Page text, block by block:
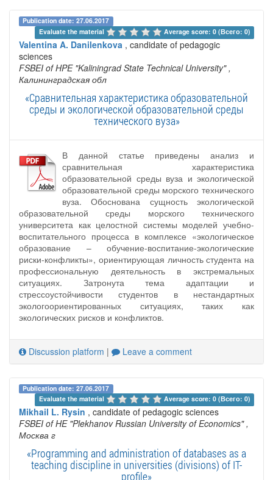
Publication date: 27.06.2017
Evaluate the material
Average score: 0 (Всего: 0)
Valentina A. Danilenkova , candidate of pedagogic
sciences
FSBEI of HPE "Kaliningrad State Technical University" ,
Калининградская обл
«Сравнительная характеристика образовательной
среды и экологической образовательной среды
технического вуза»
В данной статье приведены анализ и
сравнительная характеристика
образовательной среды вуза и экологической
образовательной среды морского технического
вуза. Обоснована сущность экологической
образовательной среды морского технического
университета как целостной системы моделей учебно-
воспитательного процесса в комплексе «экологическое
образование – обучение-воспитание-экологические
риски-конфликты», ориентирующая личность студента на
профессиональную деятельность в экстремальных
ситуациях. Затронута тема адаптации и
стрессоустойчивости студентов в нестандартных
экологоориентированных ситуациях, таких как
экологических рисков и конфликтов.
Discussion platform | Leave a comment
Publication date: 27.06.2017
Evaluate the material
Average score: 0 (Всего: 0)
Mikhail L. Rysin , candidate of pedagogic sciences
FSBEI of HE "Plekhanov Russian University of Economics" ,
Москва г
«Programming and administration of databases as a
teaching discipline in universities (divisions) of IT-
profile»